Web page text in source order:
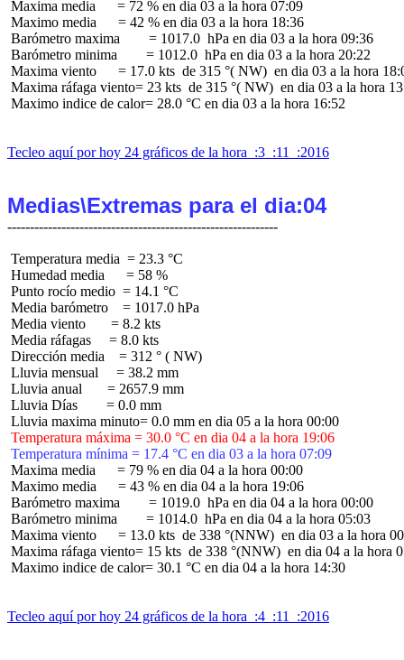
Maxima media      = 72 % en dia 03 a la hora 07:09
Maximo media      = 42 % en dia 03 a la hora 18:36
Barómetro maxima        = 1017.0  hPa en dia 03 a la hora 09:36
Barómetro minima        = 1012.0  hPa en dia 03 a la hora 20:22
Maxima viento      = 17.0 kts  de 315 °( NW)  en dia 03 a la hora
Maxima ráfaga viento= 23 kts  de 315 °( NW)  en dia 03 a la hora
Maximo indice de calor= 28.0 °C en dia 03 a la hora 16:52
Tecleo aquí por hoy 24 gráficos de la hora  :3  :11  :2016
Medias\Extremas para el dia:04
Temperatura media  = 23.3 °C
Humedad media      = 58 %
Punto rocío medio  = 14.1 °C
Media barómetro    = 1017.0 hPa
Media viento       = 8.2 kts
Media ráfagas     = 8.0 kts
Dirección media    = 312 ° ( NW)
Lluvia mensual     = 38.2 mm
Lluvia anual       = 2657.9 mm
Lluvia Días        = 0.0 mm
Temperatura máxima = 30.0 °C en dia 04 a la hora 19:06
Temperatura mínima = 17.4 °C en dia 03 a la hora 07:09
Maxima media      = 79 % en dia 04 a la hora 00:00
Maximo media      = 43 % en dia 04 a la hora 19:06
Barómetro maxima        = 1019.0  hPa en dia 04 a la hora 00:00
Barómetro minima        = 1014.0  hPa en dia 04 a la hora 05:03
Maxima viento      = 13.0 kts  de 338 °(NNW)  en dia 03 a la hora
Maxima ráfaga viento= 15 kts  de 338 °(NNW)  en dia 04 a la hora
Maximo indice de calor= 30.1 °C en dia 04 a la hora 14:30
Tecleo aquí por hoy 24 gráficos de la hora  :4  :11  :2016